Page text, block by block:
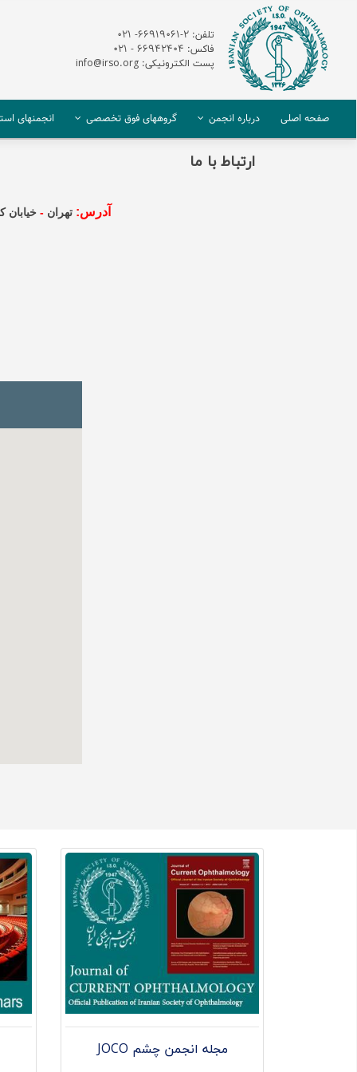
تلفن: 2-66919061- 021
فاکس: 66942404 - 021
پست الکترونیکی: info@irso.org
صفحه اصلی درباره انجمن گروههای فوق تخصصی انجمنهای
ارتباط با ما
آدرس: تهران - خيابان
مجله انجمن چشم JOCO